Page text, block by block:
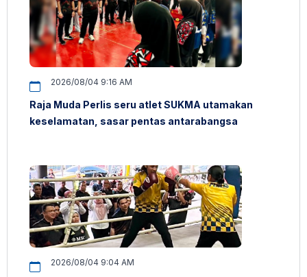
2026/08/04 9:16 AM
Raja Muda Perlis seru atlet SUKMA utamakan
keselamatan, sasar pentas antarabangsa
2026/08/04 9:04 AM